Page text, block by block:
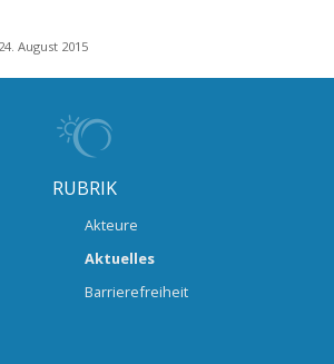
August 2015
RUBRIK
Akteure
Aktuelles
Barrierefreiheit